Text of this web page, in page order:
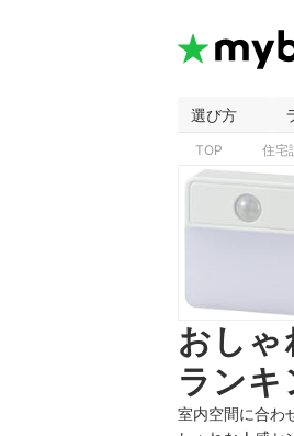
選び方
TOP 住宅
おし
ランキ
室内空間に合わ